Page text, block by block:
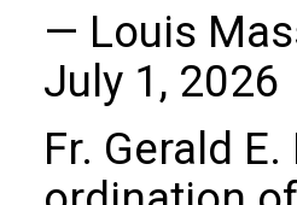
— Louis
July 1, 2026
Fr. Gerald